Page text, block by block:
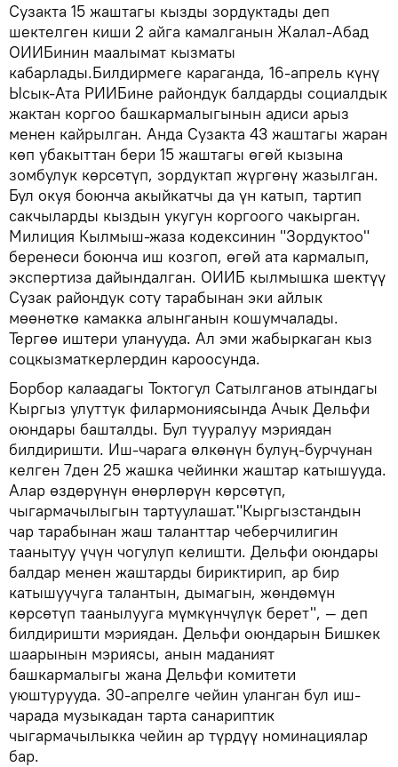
Сузакта 15 жаштагы кызды зордуктады деп
шектелген киши 2 айга камалганын Жалал-Абад
ОИИБинин маалымат кызматы
кабарлады.Билдирмеге караганда, 16-апрель күнү
Ысык-Ата РИИБине райондук балдарды социалдык
жактан коргоо башкармалыгынын адиси арыз
менен кайрылган. Анда Сузакта 43 жаштагы жаран
көп убакыттан бери 15 жаштагы өгөй кызына
зомбулук көрсөтүп, зордуктап жүргөнү жазылган.
Бул окуя боюнча акыйкатчы да үн катып, тартип
сакчыларды кыздын укугун коргоого чакырган.
Милиция Кылмыш-жаза кодексинин "Зордуктоо"
беренеси боюнча иш козгоп, өгөй ата кармалып,
экспертиза дайындалган. ОИИБ кылмышка шектүү
Сузак райондук соту тарабынан эки айлык
мөөнөткө камакка алынганын кошумчалады.
Тергөө иштери уланууда. Ал эми жабыркаган кыз
соцкызматкерлердин кароосунда.
Борбор калаадагы Токтогул Сатылганов атындагы
Кыргыз улуттук филармониясында Ачык Дельфи
оюндары башталды. Бул тууралуу мэриядан
билдиришти. Иш-чарага өлкөнүн булуң-бурчунан
келген 7ден 25 жашка чейинки жаштар катышууда.
Алар өздөрүнүн өнөрлөрүн көрсөтүп,
чыгармачылыгын тартуулашат."Кыргызстандын
чар тарабынан жаш таланттар чеберчилигин
таанытуу үчүн чогулуп келишти. Дельфи оюндары
балдар менен жаштарды бириктирип, ар бир
катышуучуга талантын, дымагын, жөндөмүн
көрсөтүп таанылууга мүмкүнчүлүк берет", — деп
билдиришти мэриядан. Дельфи оюндарын Бишкек
шаарынын мэриясы, анын маданият
башкармалыгы жана Дельфи комитети
уюштурууда. 30-апрелге чейин уланган бул иш-
чарада музыкадан тарта санариптик
чыгармачылыкка чейин ар түрдүү номинациялар
бар.